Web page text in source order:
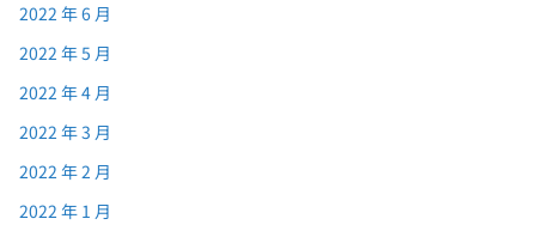
2022 年 6 月
2022 年 5 月
2022 年 4 月
2022 年 3 月
2022 年 2 月
2022 年 1 月